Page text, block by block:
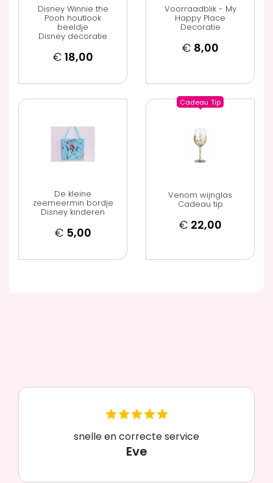
Disney Winnie the
Pooh houtlook
beeldje
Disney decoratie
€ 18,00
Voorraadblik - My
Happy Place
Decoratie
€ 8,00
De kleine
zeemeermin bordje
Disney kinderen
€ 5,00
Cadeau Tip
Venom wijnglas
Cadeau tip
€ 22,00
snelle en correcte service
Eve